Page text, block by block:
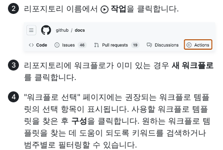
리포지토리 이름에서
작업을 클릭합니다.
리포지토리에 워크플로가 이미 있는 경우 새 워크플로
를 클릭합니다.
"워크플로 선택" 페이지에는 권장되는 워크플로 템플
릿의 선택 항목이 표시됩니다. 사용할 워크플로 템플
릿을 찾은 후 구성을 클릭합니다. 원하는 워크플로 템
플릿을 찾는 데 도움이 되도록 키워드를 검색하거나
범주별로 필터링할 수 있습니다.